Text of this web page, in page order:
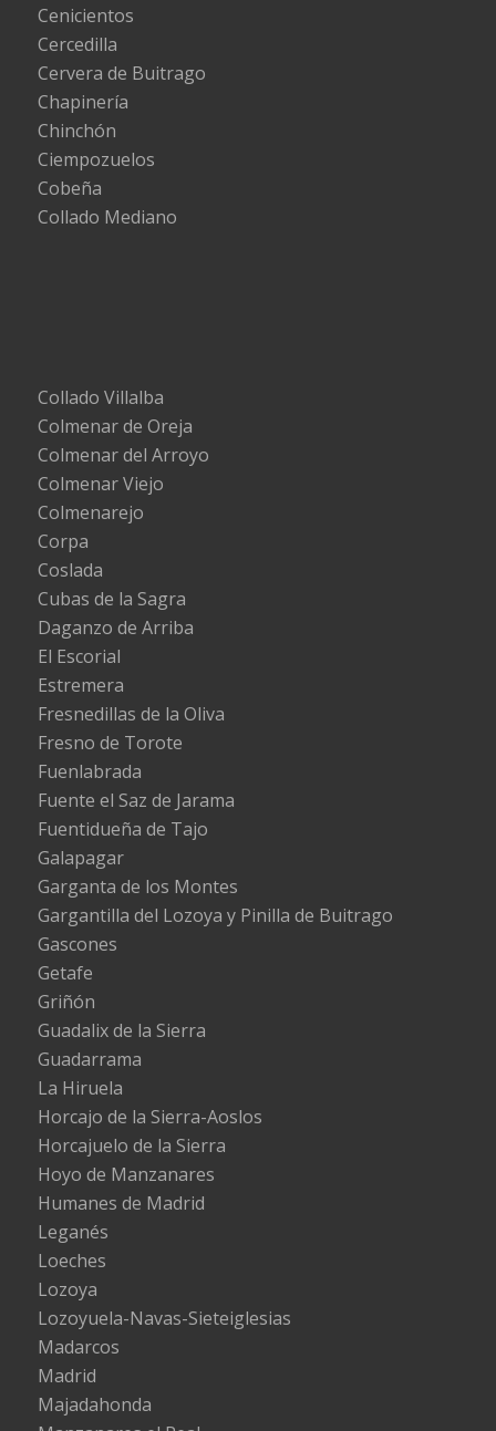
Cenicientos
Cercedilla
Cervera de Buitrago
Chapinería
Chinchón
Ciempozuelos
Cobeña
Collado Mediano
Collado Villalba
Colmenar de Oreja
Colmenar del Arroyo
Colmenar Viejo
Colmenarejo
Corpa
Coslada
Cubas de la Sagra
Daganzo de Arriba
El Escorial
Estremera
Fresnedillas de la Oliva
Fresno de Torote
Fuenlabrada
Fuente el Saz de Jarama
Fuentidueña de Tajo
Galapagar
Garganta de los Montes
Gargantilla del Lozoya y Pinilla de Buitrago
Gascones
Getafe
Griñón
Guadalix de la Sierra
Guadarrama
La Hiruela
Horcajo de la Sierra-Aoslos
Horcajuelo de la Sierra
Hoyo de Manzanares
Humanes de Madrid
Leganés
Loeches
Lozoya
Lozoyuela-Navas-Sieteiglesias
Madarcos
Madrid
Majadahonda